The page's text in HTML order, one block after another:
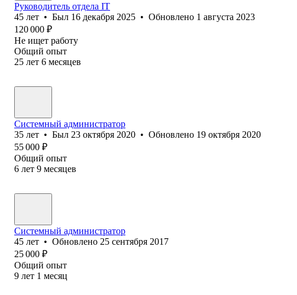
Руководитель отдела IT
45 лет • Был 16 декабря 2025 • Обновлено 1 августа 2023
120 000 ₽
Не ищет работу
Общий опыт
25 лет 6 месяцев
Системный администратор
35 лет • Был 23 октября 2020 • Обновлено 19 октября 2020
55 000 ₽
Общий опыт
6 лет 9 месяцев
Системный администратор
45 лет • Обновлено 25 сентября 2017
25 000 ₽
Общий опыт
9 лет 1 месяц